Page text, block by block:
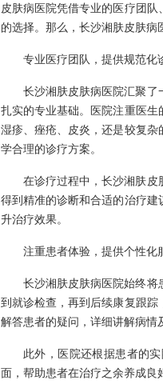
皮肤病医院凭借专业的医疗团
的选择。那么，长沙湘肤皮肤病
专业医疗团队，提供规范化
长沙湘肤皮肤病医院汇聚了
扎实的专业基础。医院注重医
湿疹、痤疮、皮炎，还是较复
学合理的诊疗方案。
在诊疗过程中，长沙湘肤皮
得到精准的诊断和合适的治疗
升治疗效果。
注重患者体验，提供个性化
长沙湘肤皮肤病医院始终将
到就诊检查，再到后续康复跟
解答患者的疑问，详细讲解病情
此外，医院还根据患者的
面，帮助患者在治疗之余养成良